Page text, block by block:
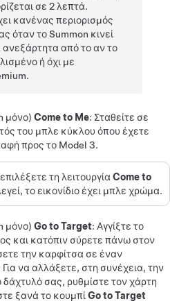
σε 2 λεπτά.
κανένας περιορισμός
όταν τοSummon κινεί
ανεξάρτητα από το αν το
ή όχι με
μόνο) Come to Me: Σταθείτε σε
του μπλε κύκλου όπου έχετε
προς το Model 3.
τη λειτουργίαCome to
το εικονίδιο έχει μπλε χρώμα.
μόνο) Go to Target: Αγγίξτε το
και κατόπιν σύρετε πάνω στον
την καρφίτσα σε έναν
να αλλάξετε, στη συνέχεια, την
σας, ρυθμίστε τον χάρτη
ξανά το κουμπί Go to Target